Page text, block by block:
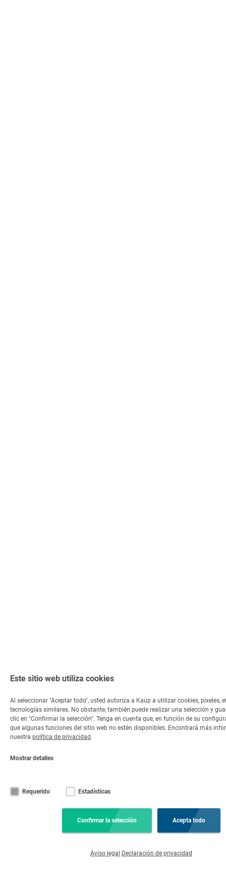
Este sitio web utiliza cookies
Al seleccionar "Aceptar todo", usted autoriza a Kaup a utilizar cookies, píxeles,
tecnologías similares. No obstante, también puede realizar una selección y
clic en "Confirmar la selección". Tenga en cuenta que, en función de su
que algunas funciones del sitio web no estén disponibles. Encontrará más
nuestra política de privacidad .
Mostrar detalles
Requerido Estadísticas
Aviso legal Declaración de privacidad
Confirmar la selección Acepta todo